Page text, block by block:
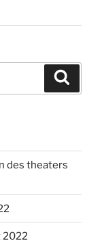
des theaters
2022